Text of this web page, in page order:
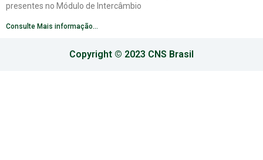
presentes no Módulo de Intercâmbio
Consulte Mais informação...
Copyright © 2023 CNS Brasil